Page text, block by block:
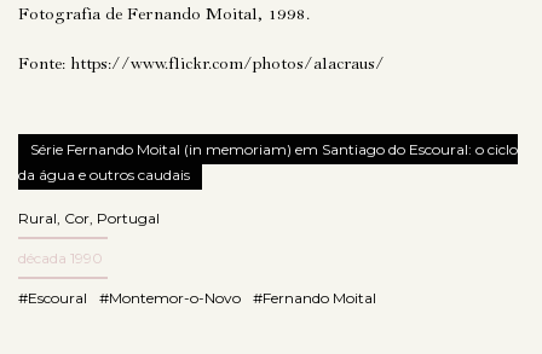
Fotografia de Fernando Moital, 1998.
Fonte: https://www.flickr.com/photos/alacraus/
Série Fernando Moital (in memoriam) em Santiago do Escoural: o ciclo
da água e outros caudais
Rural, Cor, Portugal
década 1990
#Escoural #Montemor-o-Novo #Fernando Moital